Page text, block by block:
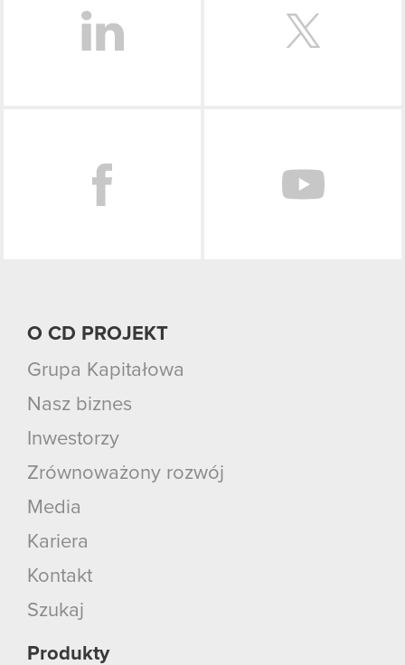
O CD PROJEKT
Grupa Kapitałowa
Nasz biznes
Inwestorzy
Zrównoważony rozwój
Media
Kariera
Kontakt
Szukaj
Produkty